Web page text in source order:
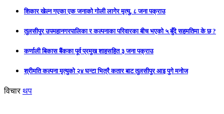
शिकार खेल्न गएका एक जनाको गोली लागेर मृत्यु, ८ जना पक्राउ
तुलसीपुर उपमहानगरपालिका र कल्पनाका परिवारका बीच भएको ५ बुँदे सहमतिमा के छ ?
कर्णाली बिकास बैंकका पूर्व प्रमुख शाहसहित ३ जना पक्राउ
श्रीमति कल्पना मृत्युको २४ घन्टा भित्रै कतार बाट तुलसीपुर आइ पुगे मनोज
विचार थप